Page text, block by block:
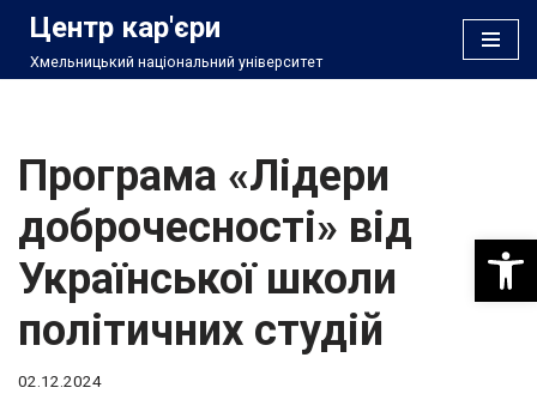
Перейти
Центр кар'єри
Хмельницький національний університет
Програма «Лідери
доброчесності» від
Української школи
політичних студій
02.12.2024